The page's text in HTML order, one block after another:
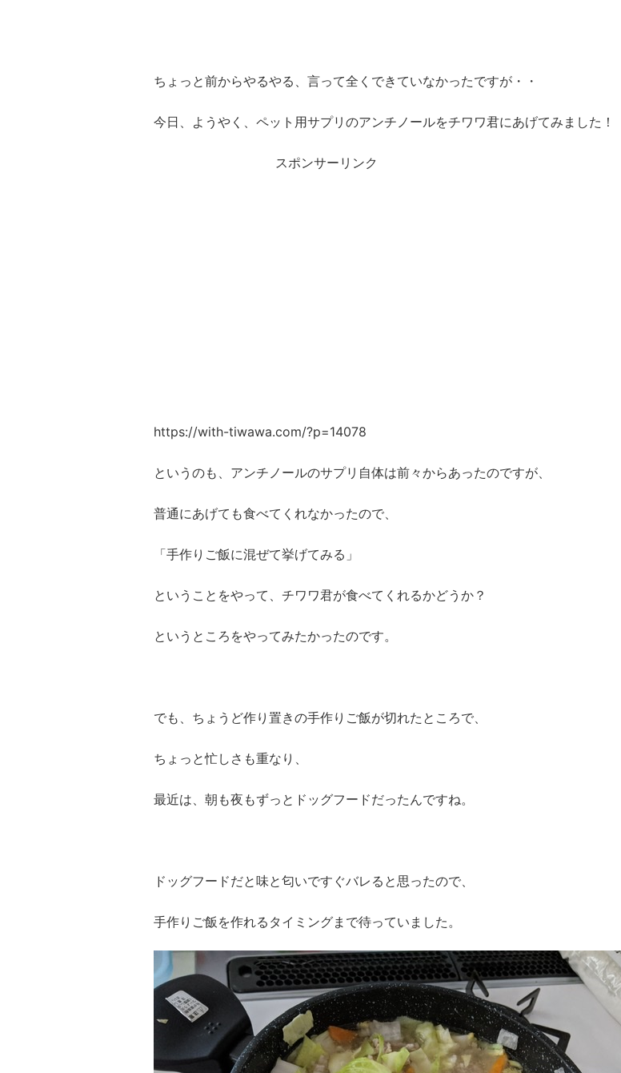
ちょっと前からやるやる、言って全くできていなかったですが・・
今日、ようやく、ペット用サプリのアンチノールをチワワ君にあげてみました！
スポンサーリンク
https://with-tiwawa.com/?p=14078
というのも、アンチノールのサプリ自体は前々からあったのですが、
普通にあげても食べてくれなかったので、
「手作りご飯に混ぜて挙げてみる」
ということをやって、チワワ君が食べてくれるかどうか？
というところをやってみたかったのです。
でも、ちょうど作り置きの手作りご飯が切れたところで、
ちょっと忙しさも重なり、
最近は、朝も夜もずっとドッグフードだったんですね。
ドッグフードだと味と匂いですぐバレると思ったので、
手作りご飯を作れるタイミングまで待っていました。